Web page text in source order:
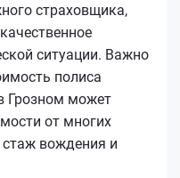
страховщика,
ситуации. Важно
полиса
Грозном может
от многих
вождения и